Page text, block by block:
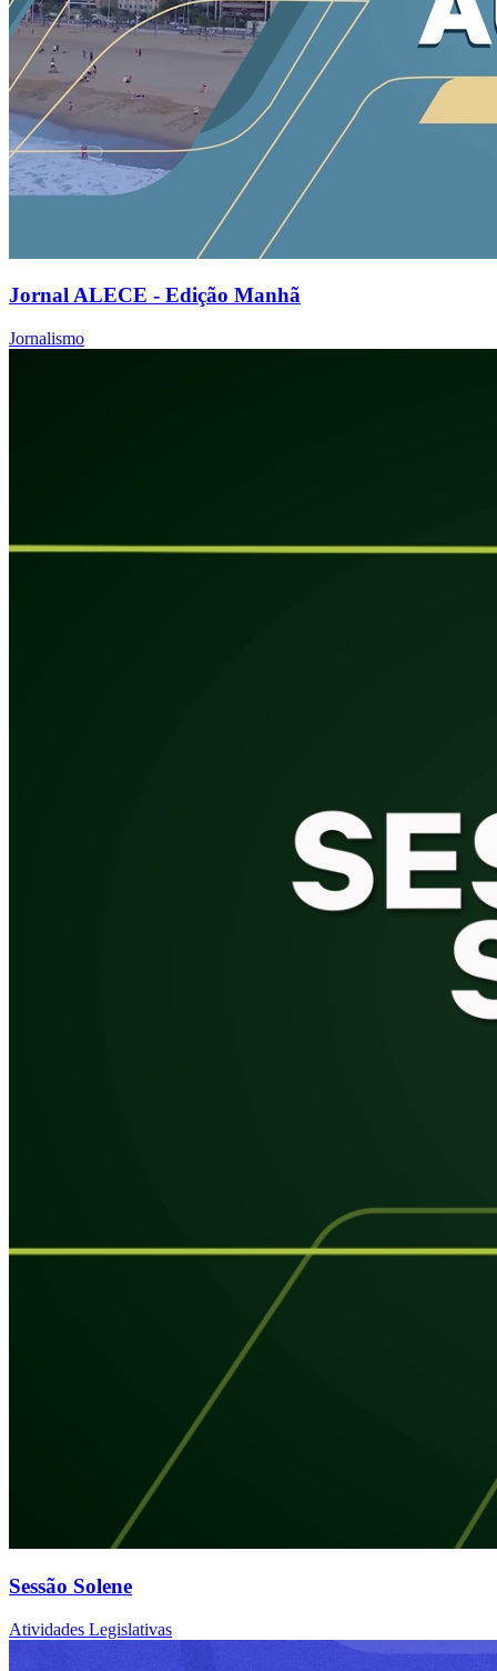
Jornal ALECE - Edição Manhã
Jornalismo
Sessão Solene
Atividades Legislativas